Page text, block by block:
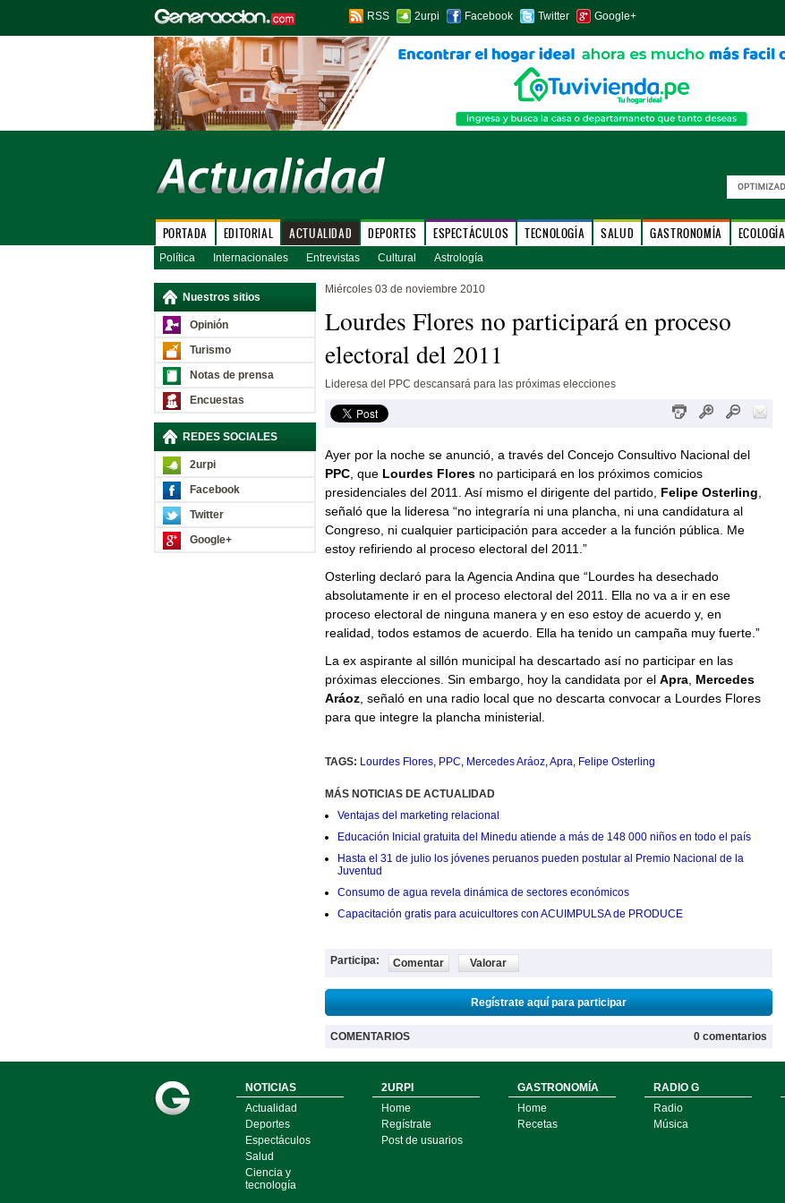
RSS 2urpi Facebook Twitter Google+
PORTADA EDITORIAL ACTUALIDAD DEPORTES ESPECTÁCULOS TECNOLOGÍA SALUD GASTRONOMÍA ECOLOGÍA
Política Internacionales Entrevistas Cultural Astrología
Nuestros sitios
Opinión
Turismo
Notas de prensa
Encuestas
REDES SOCIALES
2urpi
Facebook
Twitter
Google+
Miércoles 03 de noviembre 2010
Lourdes Flores no participará en proceso
electoral del 2011
Lideresa del PPC descansará para las próximas elecciones
Ayer por la noche se anunció, a través del Concejo Consultivo Nacional del
PPC, queLourdes Floresno participará en los próximos comicios
presidenciales del 2011. Así mismo el dirigente del partido, Felipe Osterling
señaló que la lideresa “no integraría ni una plancha, ni una candidatura al
Congreso, ni cualquier participación para acceder a la función pública. Me
estoy refiriendo al proceso electoral del 2011.”
Osterling declaró para la Agencia Andina que “Lourdes ha desechado
absolutamente ir en el proceso electoral del 2011. Ella no va a ir en ese
proceso electoral de ninguna manera y en eso estoy de acuerdo y, en
realidad, todos estamos de acuerdo. Ella ha tenido un campaña muy fuerte.”
La ex aspirante al sillón municipal ha descartado así no participar en las
próximas elecciones. Sin embargo, hoy la candidata por el Apra, Mercedes
Aráoz, señaló en una radio local que no descarta convocar a Lourdes Flores
para que integre la plancha ministerial.
TAGS: Lourdes Flores, PPC, Mercedes Aráoz,Apra, Felipe Osterling
MÁS NOTICIAS DE ACTUALIDAD
Ventajas del marketing relacional
Educación Inicial gratuita del Minedu atiende a más de 148 000 niños en todo el país
Hasta el 31 de julio los jóvenes peruanos pueden postular al Premio Nacional de la
Juventud
Consumo de agua revela dinámica de sectores económicos
Capacitación gratis para acuicultores con ACUIMPULSA de PRODUCE
Participa: Comentar Valorar
Regístrate aquí para participar
COMENTARIOS 0 comentarios
NOTICIAS
Actualidad
Deportes
Espectáculos
Salud
Ciencia y
tecnología
2URPI
Home
Regístrate
Post de usuarios
GASTRONOMÍA
Home
Recetas
RADIO G
Radio
Música